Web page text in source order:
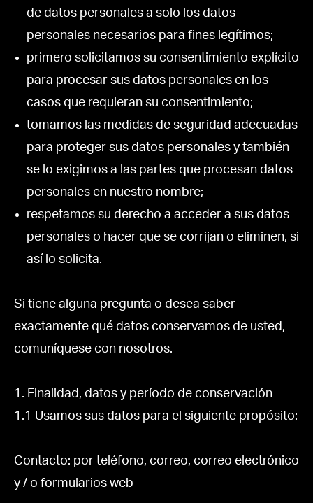
de datos personales a solo los datos
personales necesarios para fines legítimos;
primero solicitamos su consentimiento explícito
para procesar sus datos personales en los
casos que requieran su consentimiento;
tomamos las medidas de seguridad adecuadas
para proteger sus datos personales y también
se lo exigimos a las partes que procesan datos
personales en nuestro nombre;
respetamos su derecho a acceder a sus datos
personales o hacer que se corrijan o eliminen, si
así lo solicita.
Si tiene alguna pregunta o desea saber
exactamente qué datos conservamos de usted,
comuníquese con nosotros.
1. Finalidad, datos y período de conservación
1.1 Usamos sus datos para el siguiente propósito:
Contacto: por teléfono, correo, correo electrónico
y / o formularios web